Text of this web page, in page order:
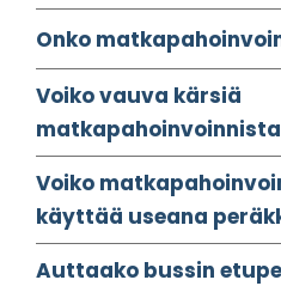
Onko
Voiko vauva kärsiä
Voiko
käyttää useana
Auttaako bussin